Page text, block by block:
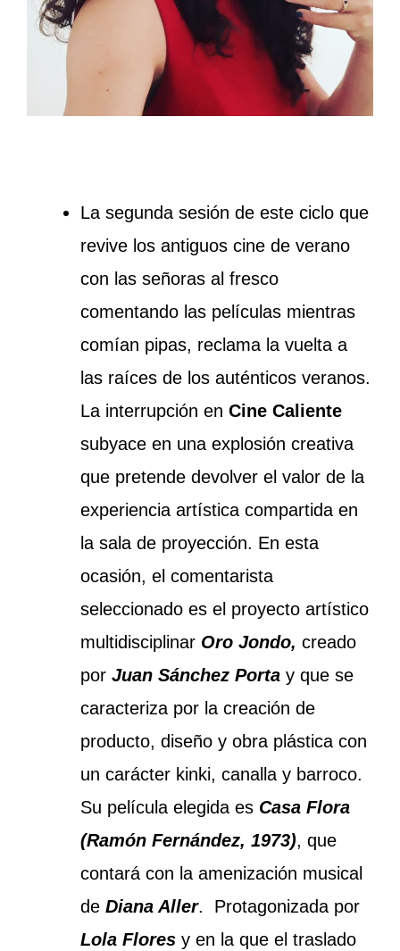
La segunda sesión de este ciclo que
revive los antiguos cine de verano
con las señoras al fresco
comentando las películas mientras
comían pipas, reclama la vuelta a
las raíces de los auténticos veranos.
La interrupción en Cine Caliente
subyace en una explosión creativa
que pretende devolver el valor de la
experiencia artística compartida en
la sala de proyección. En esta
ocasión, el comentarista
seleccionado es el proyecto artístico
multidisciplinar Oro Jondo, creado
por Juan Sánchez Porta y que se
caracteriza por la creación de
producto, diseño y obra plástica con
un carácter kinki, canalla y barroco.
Su película elegida es Casa Flora
(Ramón Fernández, 1973), que
contará con la amenización musical
de Diana Aller. Protagonizada por
Lola Flores y en la que el traslado